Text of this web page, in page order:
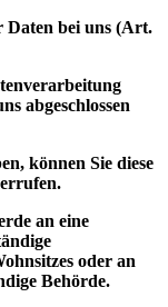
Daten bei uns (Art.
abgeschlossen
können Sie diese
an eine
oder an
Behörde.